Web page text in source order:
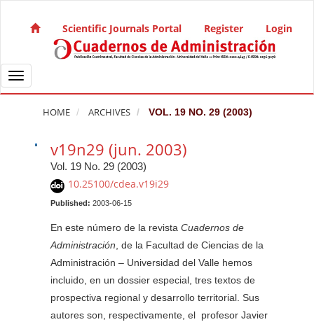
Main Navigation
Main Content
Sidebar
Scientific Journals Portal Register Login
Toggle navigation
HOME ARCHIVES VOL. 19 NO. 29 (2003)
v19n29 (jun. 2003)
Vol. 19 No. 29 (2003)
10.25100/cdea.v19i29
Published: 2003-06-15
En este número de la revista Cuadernos de
Administración , de la Facultad de Ciencias de la
Administración – Universidad del Valle hemos
incluido, en un dossier especial, tres textos de
prospectiva regional y desarrollo territorial. Sus
autores son, respectivamente, el profesor Javier